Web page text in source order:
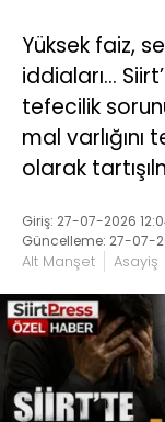
Yüksek faiz,
iddiaları…
tefecilik
mal
olarak
Giriş: 27-07-2026
Güncelleme: 27-07-
Alt Manşet Asayiş